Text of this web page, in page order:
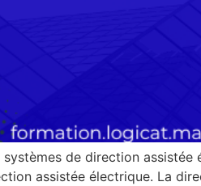
systèmes de direction
assistée électrique. La